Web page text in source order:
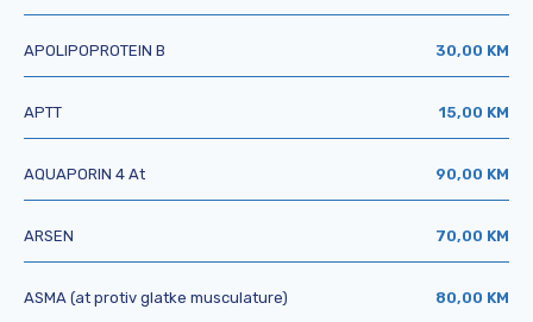
APOLIPOPROTEIN B 30,00 KM
APTT 15,00 KM
AQUAPORIN 4 At 90,00 KM
ARSEN 70,00 KM
ASMA (at protiv glatke musculature) 80,00 KM